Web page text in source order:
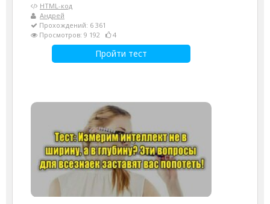
HTML-код
Андрей
Прохождений: 6 361
Просмотров: 9 192
4
Пройти тест